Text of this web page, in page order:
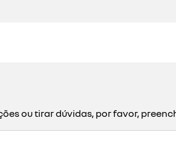
ou tirar dúvidas, por favor,